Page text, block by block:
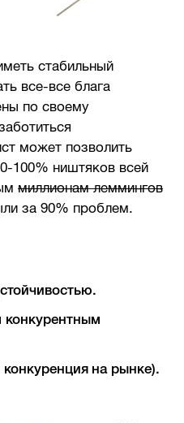
стабильный
все-все блага
по своему
может позволить
100% ништяков всей
миллионам леммингов
за 90% проблем.
конкурентным
на рынке).